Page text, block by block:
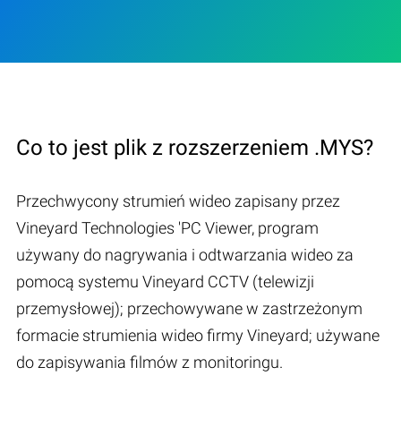
Co to jest plik z rozszerzeniem .MYS?
Przechwycony strumień wideo zapisany przez
Vineyard Technologies 'PC Viewer, program
używany do nagrywania i odtwarzania wideo za
pomocą systemu Vineyard CCTV (telewizji
przemysłowej); przechowywane w zastrzeżonym
formacie strumienia wideo firmy Vineyard; używane
do zapisywania filmów z monitoringu.